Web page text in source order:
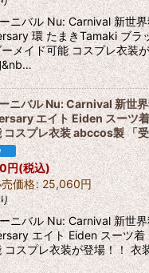
ニバル Nu: Carnival 新世
環 たまきTamaki ブラ
メイド可能 コスプレ衣装
&nb…
ニバル Nu: Carnival 新世
エイト Eiden スーツ
コスプレ衣装 abccos製 「
円(税込)
価格: 25,060円
ニバル Nu: Carnival 新世
エイト Eiden スーツ着
コスプレ衣装が登場！！ 衣